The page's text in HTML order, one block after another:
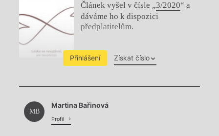
Článek vyšel v čísle „3/2020“ a
dáváme ho k dispozici
předplatitelům.
Přihlášení Získat číslo
Chviličku.
Načítá se.
MB
Martina Bařinová
Profil